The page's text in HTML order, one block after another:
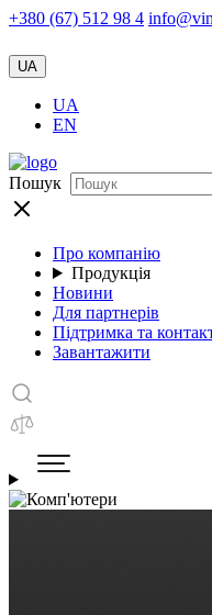
+380 (67) 512 98 4
UA
UA
EN
Пошук
Про компанію
Продукція
Новини
Для партнерів
Підтримка та
Завантажити